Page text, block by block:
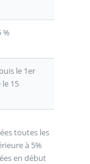
%
le 1er
15
toutes les
à 5%
en début